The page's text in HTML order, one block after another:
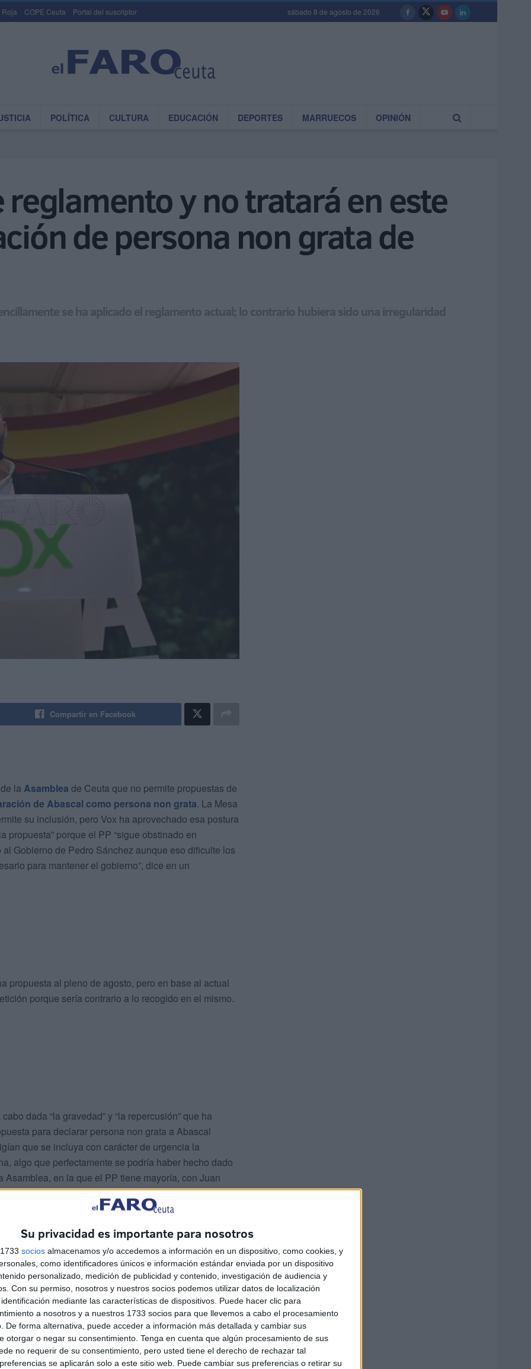
Su privacidad es importante para nosotros
socios almacenamos y/o accedemos a información en un dispositivo, como cookies, y
como identificadores únicos e información estándar enviada por un dispositivo
personalizado, medición de publicidad y contenido, investigación de audiencia y
Con su permiso, nosotros y nuestros socios podemos utilizar datos de localización
mediante las características de dispositivos. Puede hacer clic para
a nosotros y a nuestros 1733 socios para que llevemos a cabo el procesamiento
De forma alternativa, puede acceder a información más detallada y cambiar sus
otorgar o negar su consentimiento. Tenga en cuenta que algún procesamiento de sus
no requerir de su consentimiento, pero usted tiene el derecho de rechazar tal
se aplicarán solo a este sitio web. Puede cambiar sus preferencias o retirar su
Roja COPE Ceuta Portal del suscriptor sábado 8 de agosto de 2026
POLÍTICA CULTURA EDUCACIÓN DEPORTES MARRUECOS OPINIÓN
reglamento y no tratará en este
de persona non grata de
se ha aplicado el reglamento actual; lo contrario hubiera sido una irregularidad
Compartir en Facebook
la Asamblea de Ceuta que no permite propuestas de
de Abascal como persona non grata. La Mesa
su inclusión, pero Vox ha aprovechado esa postura
propuesta” porque el PP “sigue obstinado en
Gobierno de Pedro Sánchez aunque eso dificulte los
para mantener el gobierno”, dice en un
propuesta al pleno de agosto, pero en base al actual
porque sería contrario a lo recogido en el mismo.
dada “la gravedad” y “la repercusión” que ha
para declarar persona non grata a Abascal
que se incluya con carácter de urgencia la
algo que perfectamente se podría haber hecho dado
en la que el PP tiene mayoría, con Juan
presidente de Vox-Ceuta.
incluir la propuesta e insta presentarla para su
esta decisión “vuelve a confirmar la intención que
atrás en los posicionamientos que dieron lugar a los
que Fatima Hamed sacara adelante su indigna
hubiera aceptado esta propuesta hubiera atentado